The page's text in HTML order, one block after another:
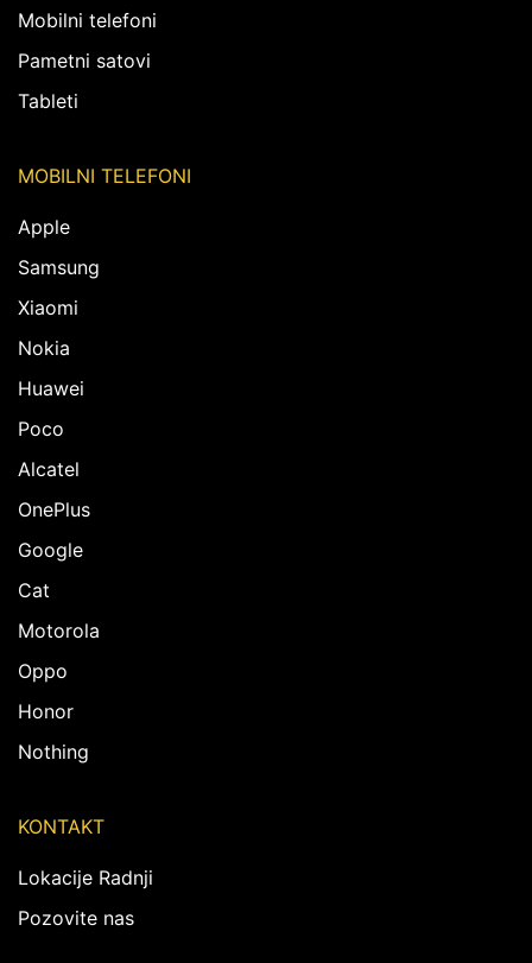
Mobilni telefoni
Pametni satovi
Tableti
MOBILNI TELEFONI
Apple
Samsung
Xiaomi
Nokia
Huawei
Poco
Alcatel
OnePlus
Google
Cat
Motorola
Oppo
Honor
Nothing
KONTAKT
Lokacije Radnji
Pozovite nas